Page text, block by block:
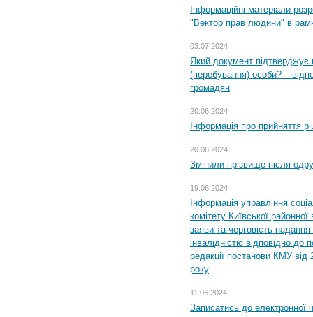
Інформаційні матеріали
"Вектор прав людини" в
03.07.2024
Який документ підтверджує
(перебування) особи? –
громадян
20.06.2024
Інформація про прийняття
20.06.2024
Змінили прізвище після
19.06.2024
Інформація управління
комітету Київської
заяви та черговість надання
інвалідністю відповідно
редакції постанови КМУ
року
11.06.2024
Записатись до електронної